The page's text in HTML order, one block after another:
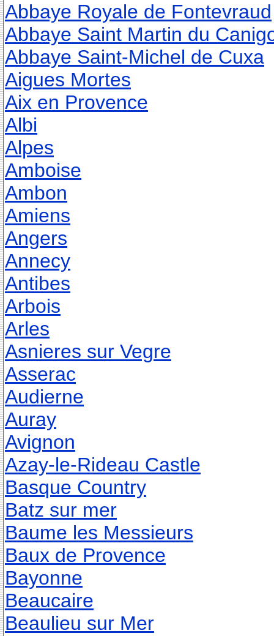
Abbaye Royale de Fontevraud
Abbaye Saint Martin du
Abbaye Saint-Michel de Cuxa
Aigues Mortes
Aix en Provence
Albi
Alpes
Amboise
Ambon
Amiens
Angers
Annecy
Antibes
Arbois
Arles
Asnieres sur Vegre
Asserac
Audierne
Auray
Avignon
Azay-le-Rideau Castle
Basque Country
Batz sur mer
Baume les Messieurs
Baux de Provence
Bayonne
Beaucaire
Beaulieu sur Mer